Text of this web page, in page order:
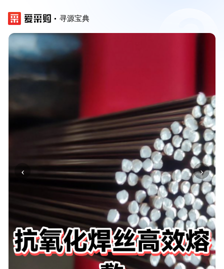
寻源宝典
‹ ›